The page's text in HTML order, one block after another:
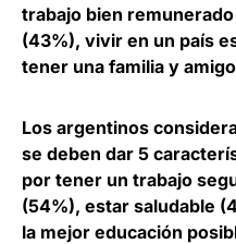
trabajo bien
(43%), vivir en un país
tener una familia y
Los argentinos
se deben dar 5
por tener un trabajo
(54%), estar saludable
la mejor educación